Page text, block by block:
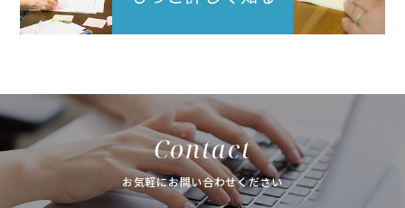
Contact
お気軽にお問い合わせください